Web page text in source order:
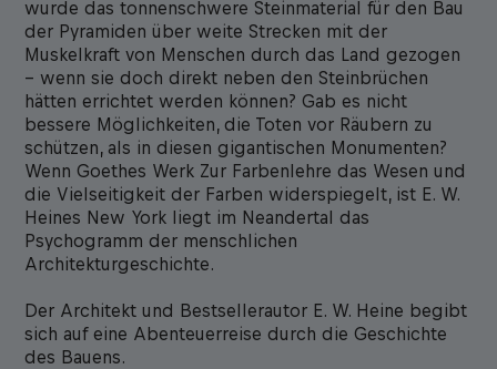
wurde das tonnenschwere Steinmaterial für den Bau
der Pyramiden über weite Strecken mit der
Muskelkraft von Menschen durch das Land gezogen
– wenn sie doch direkt neben den Steinbrüchen
hätten errichtet werden können? Gab es nicht
bessere Möglichkeiten, die Toten vor Räubern zu
schützen, als in diesen gigantischen Monumenten?
Wenn Goethes Werk Zur Farbenlehre das Wesen und
die Vielseitigkeit der Farben widerspiegelt, ist E. W.
Heines New York liegt im Neandertal das
Psychogramm der menschlichen
Architekturgeschichte.
Der Architekt und Bestsellerautor E. W. Heine begibt
sich auf eine Abenteuerreise durch die Geschichte
des Bauens.